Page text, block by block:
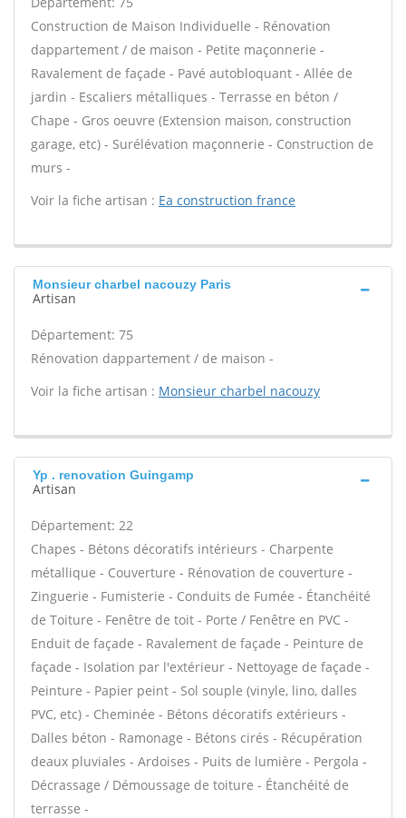
Construction de Maison Individuelle - Rénovation
dappartement / de maison - Petite maçonnerie -
Ravalement de façade - Pavé autobloquant - Allée de
jardin - Escaliers métalliques - Terrasse en béton /
Chape - Gros oeuvre (Extension maison, construction
garage, etc) - Surélévation maçonnerie - Construction de
murs -
Voir la fiche artisan : Ea construction france
Monsieur charbel nacouzy Paris
Artisan
Département: 75
Rénovation dappartement / de maison -
Voir la fiche artisan : Monsieur charbel nacouzy
Yp . renovation Guingamp
Artisan
Département: 22
Chapes - Bétons décoratifs intérieurs - Charpente
métallique - Couverture - Rénovation de couverture -
Zinguerie - Fumisterie - Conduits de Fumée - Étanchéité
de Toiture - Fenêtre de toit - Porte / Fenêtre en PVC -
Enduit de façade - Ravalement de façade - Peinture de
façade - Isolation par l'extérieur - Nettoyage de façade -
Peinture - Papier peint - Sol souple (vinyle, lino, dalles
PVC, etc) - Cheminée - Bétons décoratifs extérieurs -
Dalles béton - Ramonage - Bétons cirés - Récupération
deaux pluviales - Ardoises - Puits de lumière - Pergola -
Décrassage / Démoussage de toiture - Étanchéité de
terrasse -